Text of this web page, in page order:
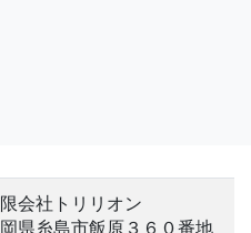
会社トリリオン
県糸島市飯原３６０番地